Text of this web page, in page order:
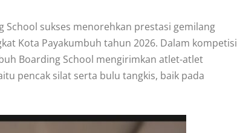
sukses menorehkan prestasi gemilang
Kota Payakumbuh tahun 2026. Dalam kompetisi
Boarding School mengirimkan atlet-atlet
pencak silat serta bulu tangkis, baik pada